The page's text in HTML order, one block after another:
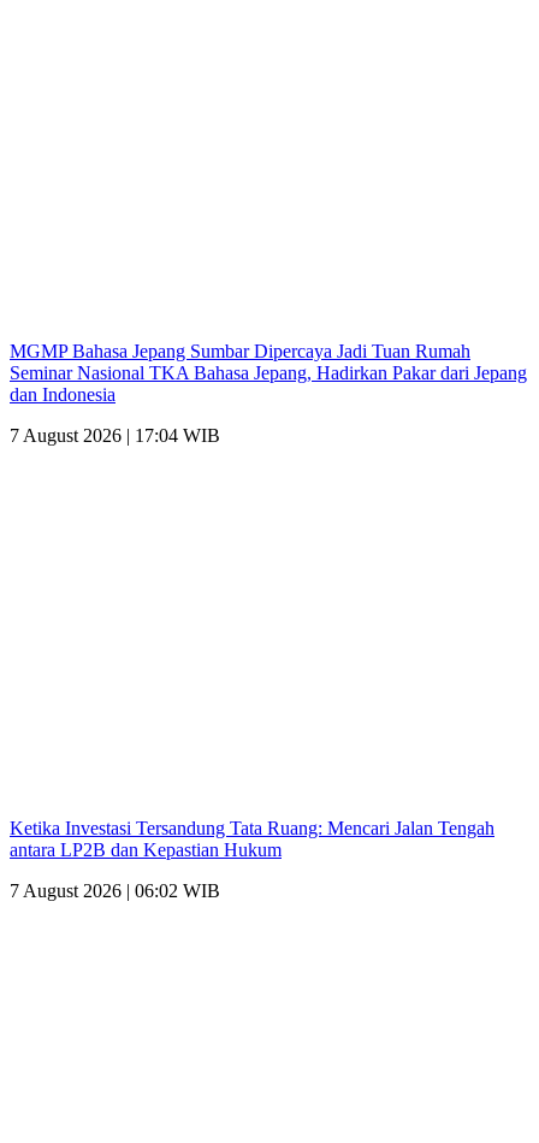
MGMP Bahasa Jepang Sumbar Dipercaya Jadi Tuan Rumah
Seminar Nasional TKA Bahasa Jepang, Hadirkan Pakar dari Jepang
dan Indonesia
7 August 2026 | 17:04 WIB
Ketika Investasi Tersandung Tata Ruang: Mencari Jalan Tengah
antara LP2B dan Kepastian Hukum
7 August 2026 | 06:02 WIB